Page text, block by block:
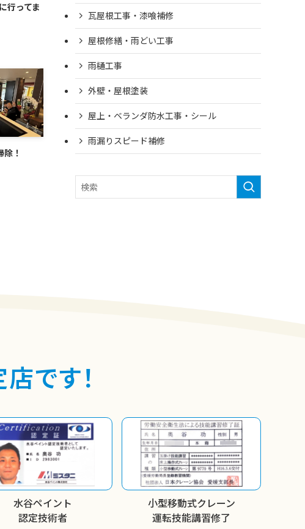
行ってま
！
瓦屋根工事・漆喰補修
屋根修繕・雨どい工事
雨樋工事
外壁・屋根塗装
屋上・ベランダ防水工事・シール
雨漏りスピード補修
です！
水谷ペイント
認定技術者
小型移動式クレーン
運転技能講習修了